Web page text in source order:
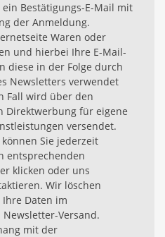
Bestätigungs-E-Mail mit
der Anmeldung.
Waren oder
und hierbei Ihre E-Mail-
diese in der Folge durch
Newsletters verwendet
Fall wird über den
Direktwerbung für eigene
versendet.
Sie jederzeit
entsprechenden
klicken oder uns
Wir löschen
Daten im
Versand.
mit der